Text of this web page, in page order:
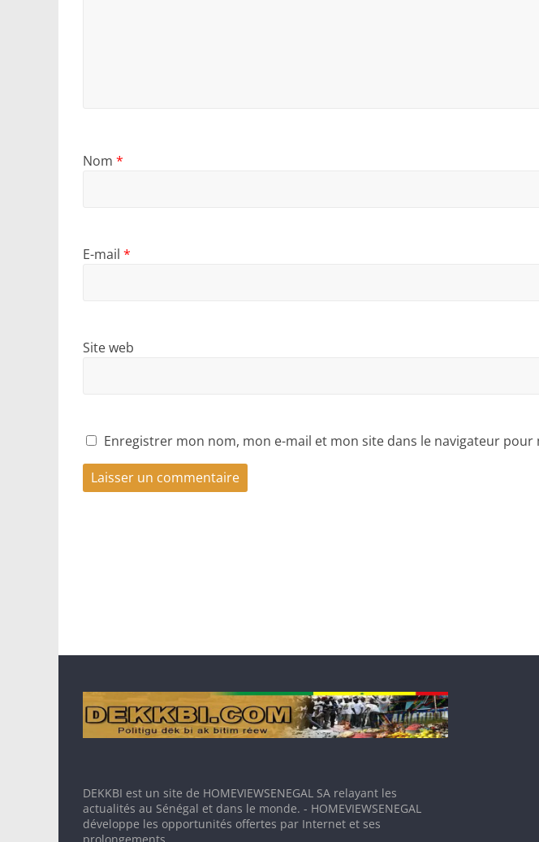
Nom *
E-mail *
Site web
Enregistrer mon nom, mon e-mail et mon site dans le navigateur
DEKKBI est un site de HOMEVIEWSENEGAL SA relayant les
actualités au Sénégal et dans le monde. - HOMEVIEWSENEGAL
développe les opportunités offertes par Internet et ses